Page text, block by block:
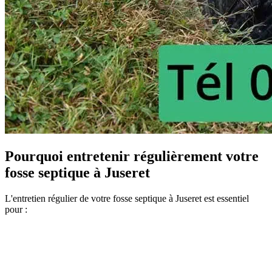
Pourquoi entretenir régulièrement votre
fosse septique à Juseret
L'entretien régulier de votre fosse septique à Juseret est essentiel
pour :